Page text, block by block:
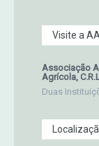
Visite a
Associação
Agrícola,
Duas